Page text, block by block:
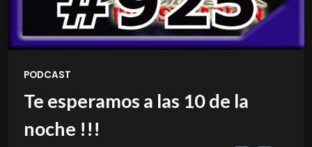
PODCAST
Te esperamos a las 10 de la
noche !!!